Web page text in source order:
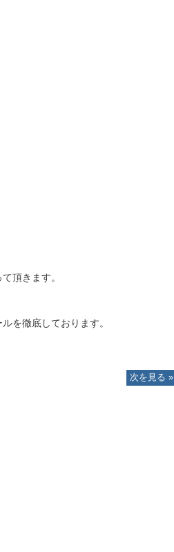
頂きます。
を徹底しております。
次を見る »